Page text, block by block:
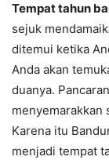
Tempat tahun
sejuk
ditemui ketika
Anda akan
duanya.
menyemarakkan
Karena itu
menjadi tempat